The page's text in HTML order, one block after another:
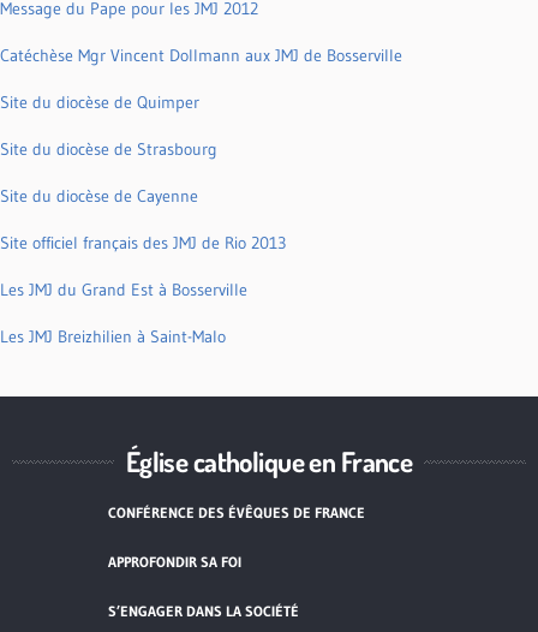
Message du Pape pour les JMJ 2012
Catéchèse Mgr Vincent Dollmann aux JMJ de Bosserville
Site du diocèse de Quimper
Site du diocèse de Strasbourg
Site du diocèse de Cayenne
Site officiel français des JMJ de Rio 2013
Les JMJ du Grand Est à Bosserville
Les JMJ Breizhilien à Saint-Malo
Église catholique en France
CONFÉRENCE DES ÉVÊQUES DE FRANCE
APPROFONDIR SA FOI
S’ENGAGER DANS LA SOCIÉTÉ